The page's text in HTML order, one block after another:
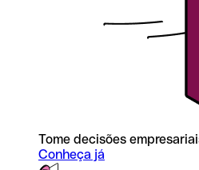
Tome decisões
Conheça já